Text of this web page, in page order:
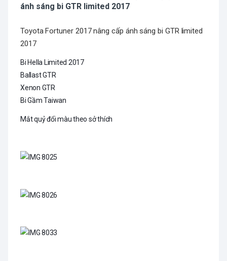
ánh sáng bi GTR limited 2017
Toyota Fortuner 2017 nâng cấp ánh sáng bi GTR limited
2017
Bi Hella Limited 2017
Ballast GTR
Xenon GTR
Bi Gầm Taiwan
Mắt quỷ đổi màu theo sở thích